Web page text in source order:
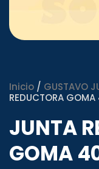
Inicio / GUSTAVO
REDUCTORA
JUNTA
GOMA